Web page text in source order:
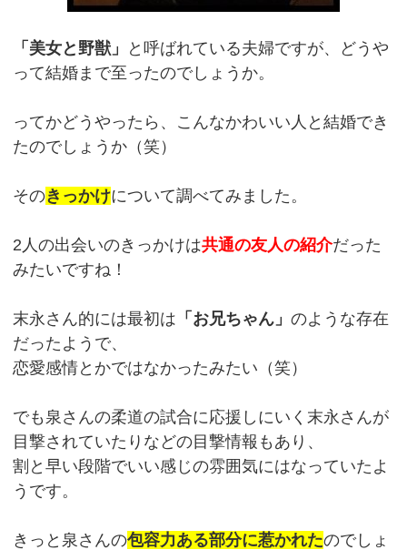
「美女と野獣」
と呼ばれている夫婦ですが、どうや
って結婚まで至ったのでしょうか。
ってかどうやったら、こんなかわいい人と結婚でき
たのでしょうか（笑）
そのきっかけについて調べてみました。
2人の出会いのきっかけは共通の友人の紹介だった
みたいですね！
末永さん的には最初は 「お兄ちゃん」のような存在
だったようで、
恋愛感情とかではなかったみたい（笑）
でも泉さんの柔道の試合に応援しにいく末永さんが
目撃されていたりなどの目撃情報もあり、
割と早い段階でいい感じの雰囲気にはなっていたよ
うです。
きっと泉さんの包容力ある部分に惹かれたのでしょ